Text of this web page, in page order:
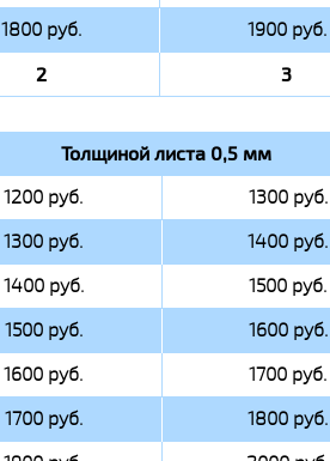
1800 руб. 1900 руб.
2 3
Толщиной листа 0,5 мм
1200 руб.
1300 руб.
1300 руб.
1400 руб.
1400 руб.
1500 руб.
1500 руб.
1600 руб.
1600 руб.
1700 руб.
1700 руб.
1800 руб.